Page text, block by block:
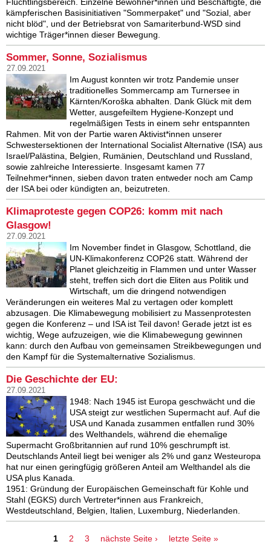
kämpferischen Basisinitiativen "Sommerpaket" und "Sozial, aber
nicht blöd", und der Betriebsrat von Samariterbund-WSD sind
wichtige Träger*innen dieser Bewegung.
Sommer, Sonne, Sozialismus
27.09.2021
Im August konnten wir trotz Pandemie unser
traditionelles Sommercamp am Turnersee in
Kärnten/Koroška abhalten. Dank Glück mit dem
Wetter, ausgefeiltem Hygiene-Konzept und
regelmäßigen Tests in einem sehr entspannten
Rahmen. Mit von der Partie waren Aktivist*innen unserer
Schwestersektionen der International Socialist Alternative (ISA) aus
Israel/Palästina, Belgien, Rumänien, Deutschland und Russland,
sowie zahlreiche Interessierte. Insgesamt kamen 77
Teilnehmer*innen, sieben davon traten entweder noch am Camp
der ISA bei oder kündigten an, beizutreten.
Klimaproteste gegen COP26: komm mit nach
Glasgow!
27.09.2021
Im November findet in Glasgow, Schottland, die
UN-Klimakonferenz COP26 statt. Während der
Planet gleichzeitig in Flammen und unter Wasser
steht, treffen sich dort die Eliten aus Politik und
Wirtschaft, um die dringend notwendigen
Veränderungen ein weiteres Mal zu vertagen oder komplett
abzusagen. Die Klimabewegung mobilisiert zu Massenprotesten
gegen die Konferenz – und ISA ist Teil davon! Gerade jetzt ist es
wichtig, Wege aufzuzeigen, wie die Klimabewegung gewinnen
kann: durch den Aufbau von gemeinsamen Streikbewegungen und
den Kampf für die Systemalternative Sozialismus.
Die Geschichte der EU:
27.09.2021
1948: Nach 1945 ist Europa geschwächt und die
USA steigt zur westlichen Supermacht auf. Auf die
USA und Kanada zusammen entfallen rund 30%
des Welthandels, während die ehemalige
Supermacht Großbritannien auf rund 10% geschrumpft ist.
Deutschlands Anteil liegt bei weniger als 2% und ganz Westeuropa
hat nur einen geringfügig größeren Anteil am Welthandel als die
USA plus Kanada.
1951: Gründung der Europäischen Gemeinschaft für Kohle und
Stahl (EGKS) durch Vertreter*innen aus Frankreich,
Westdeutschland, Belgien, Italien, Luxemburg, Niederlanden.
1 2 3 nächste Seite › letzte Seite »